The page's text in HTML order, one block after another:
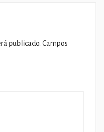
publicado. Campos